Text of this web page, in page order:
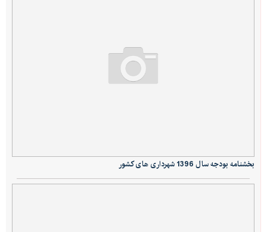
بخشنامه بودجه سال 1396 شهرداری های کشور